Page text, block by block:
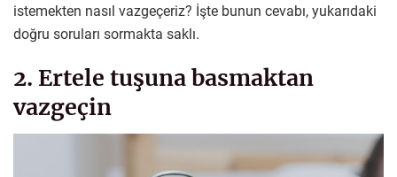
istemekten nasıl vazgeçeriz? İşte bunun cevabı, yukarıdaki
doğru soruları sormakta saklı.
2. Ertele tuşuna basmaktan
vazgeçin